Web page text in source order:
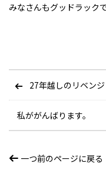
みなさんもグッドラックで
27年越しのリベンジ
私ががんばります。
一つ前のページに戻る